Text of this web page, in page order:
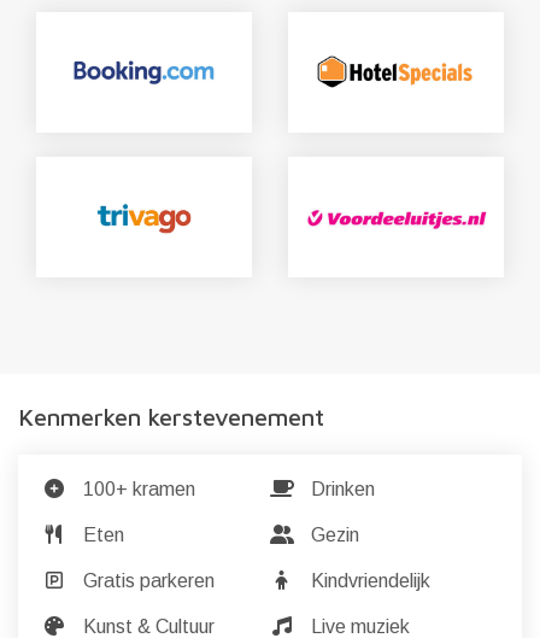
Kenmerken kerstevenement
100+ kramen Drinken
Eten Gezin
Gratis parkeren Kindvriendelijk
Kunst & Cultuur Live muziek